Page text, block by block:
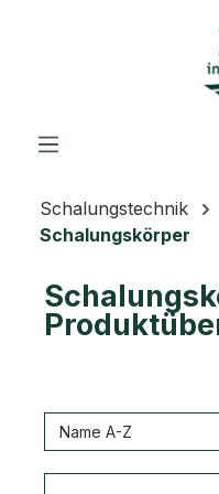
Zum Hauptinhalt
Schalungstechnik
Schalungskörper